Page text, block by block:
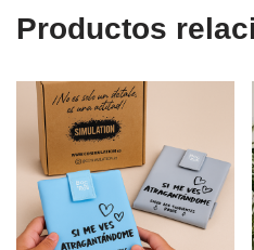
Productos